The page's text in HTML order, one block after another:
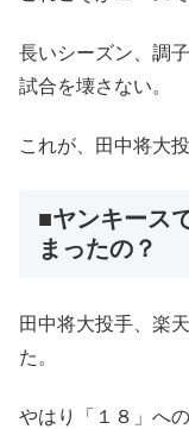
長いシーズン、調
試合を壊さない。
これが、田中将大
■ヤンキース
まったの？
田中将大投手、楽
た。
やはり「１８」へ